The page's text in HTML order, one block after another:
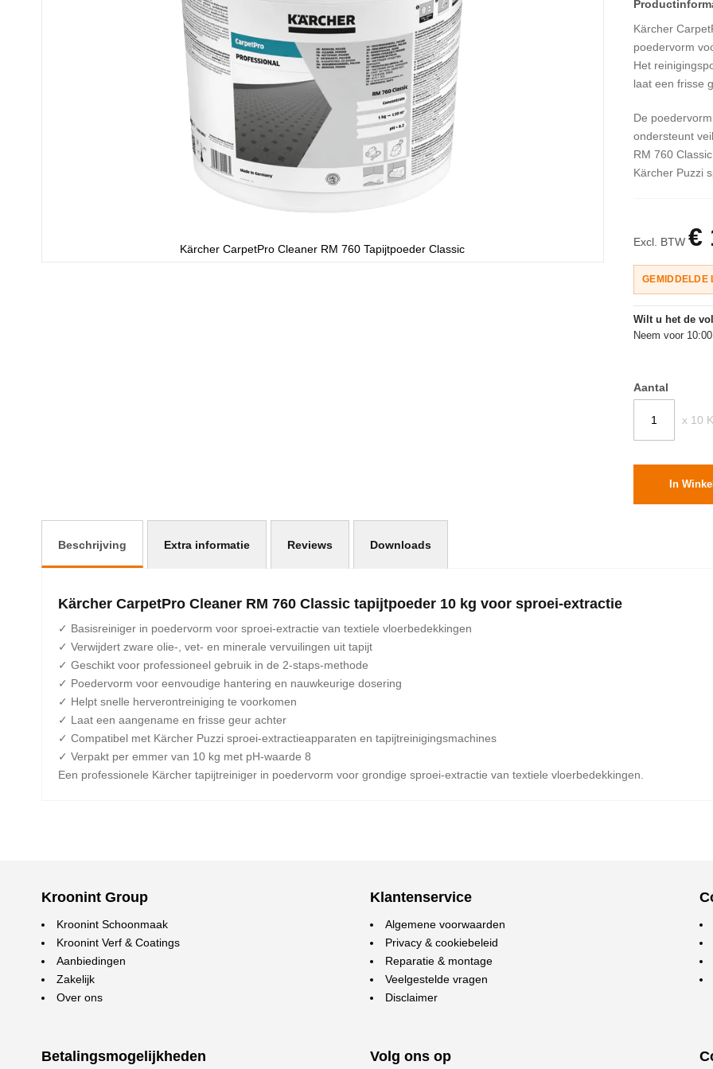
Kärcher
poedervorm
Het
laat een frisse
De
ondersteunt
RM 760
Kärcher Puzzi
Excl. BTW €
GEMIDDELDE
Wilt u het de
Neem voor
Aantal
x 10
In
Kärcher CarpetPro Cleaner RM 760 Tapijtpoeder Classic
Beschrijving
Kärcher CarpetPro Cleaner RM 760 Classic tapijtpoeder 10 kg voor sproei-extractie
✓ Basisreiniger in poedervorm voor sproei-extractie van textiele vloerbedekkingen
✓ Verwijdert zware olie-, vet- en minerale vervuilingen uit tapijt
✓ Geschikt voor professioneel gebruik in de 2-staps-methode
✓ Poedervorm voor eenvoudige hantering en nauwkeurige dosering
✓ Helpt snelle herverontreiniging te voorkomen
✓ Laat een aangename en frisse geur achter
✓ Compatibel met Kärcher Puzzi sproei-extractieapparaten en tapijtreinigingsmachines
✓ Verpakt per emmer van 10 kg met pH-waarde 8
Een professionele Kärcher tapijtreiniger in poedervorm voor grondige sproei-extractie van textiele vloerbedekkingen.
Extra informatie Reviews Downloads
Kroonint Group
Kroonint Schoonmaak
Kroonint Verf & Coatings
Aanbiedingen
Zakelijk
Over ons
Betalingsmogelijkheden
Klantenservice
Algemene voorwaarden
Privacy & cookiebeleid
Reparatie & montage
Veelgestelde vragen
Disclaimer
Volg ons op